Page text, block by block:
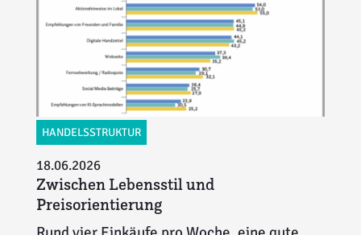
HANDELSSTRUKTUR
18.06.2026
Zwischen Lebensstil und
Preisorientierung